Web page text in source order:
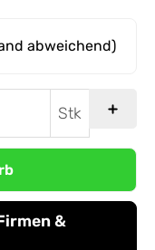
abweichend)
Stk
&